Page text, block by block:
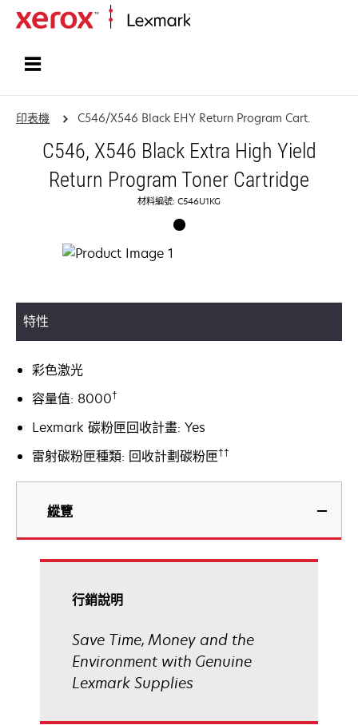
印表機 C546/X546 Black EHY Return Program Cart.
C546, X546 Black Extra High Yield
Return Program Toner Cartridge
材料編號: C546U1KG
特性
彩色激光
容量值: 8000†
Lexmark 碳粉匣回收計畫: Yes
雷射碳粉匣種類: 回收計劃碳粉匣††
縱覽
行銷說明
Save Time, Money and the
Environment with Genuine
Lexmark Supplies